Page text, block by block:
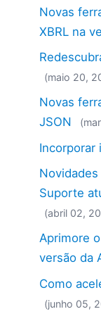
Novas
XBRL na
(maio 20,
Novas
JSON
Incorporar
Suporte
(abril 02,
Aprimore
versão da
Como
(junho 05,